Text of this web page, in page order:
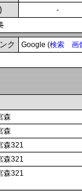
-
ク Google (検索 画
森
森
森321
森321
森321